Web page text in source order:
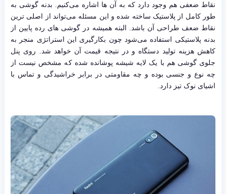
نقاط ضعفی هم وجود دارد که به آن ها اشاره می‌کنیم. بدنه گوشی به
طور کامل از پلاستیک ساخته شده و این مسئله می‌تواند از اصلی ترین
نقاط ضعف طراحی آن باشد. البته همیشه در گوشی های رده پایین از
بدنه پلاستیکی استفاده می‌شود چون بکارگیری این استراتژی منجر به
کاهش هزینه تولید دستگاه و در نتیجه قیمت آن خواهد شد. روی پنل
جلوی گوشی هم با یک لایه شیشه پوشانده شده که مشخص نیست از
چه نوع و جنسی بوده و چه مقاومتی در برابر خراشیدگی و تماس با
اشیای نوک تیز دارد.